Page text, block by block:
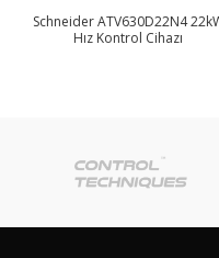
Schneider ATV630D22N4
Hız Kontrol Cihazı